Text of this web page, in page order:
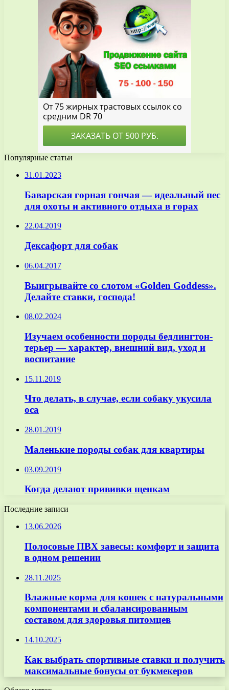
Популярные статьи
31.01.2023
Баварская горная гончая — идеальный пес
для охоты и активного отдыха в горах
22.04.2019
Дексафорт для собак
06.04.2017
Выигрывайте со слотом «Golden Goddess».
Делайте ставки, господа!
08.02.2024
Изучаем особенности породы бедлингтон-
терьер — характер, внешний вид, уход и
воспитание
15.11.2019
Что делать, в случае, если собаку укусила
оса
28.01.2019
Маленькие породы собак для квартиры
03.09.2019
Когда делают прививки щенкам
Последние записи
13.06.2026
Полосовые ПВХ завесы: комфорт и защита
в одном решении
28.11.2025
Влажные корма для кошек с натуральными
компонентами и сбалансированным
составом для здоровья питомцев
14.10.2025
Как выбрать спортивные ставки и получить
максимальные бонусы от букмекеров